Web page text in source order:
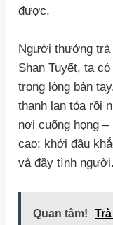
được.
Người thưởng
Shan Tuyết, ta
trong lòng bàn
thanh lan tỏa rồi
nơi cuống họng
cao: khởi đầu
và đầy tình người.
Quan tâm!